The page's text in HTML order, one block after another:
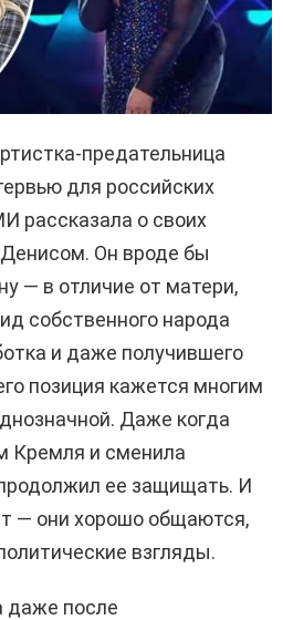
предательница
для российских
рассказала о своих
Он вроде бы
— в отличие от матери,
собственного народа
и даже получившего
позиция кажется многим
Даже когда
Кремля и сменила
ее защищать. И
— они хорошо общаются,
взгляды.
даже после